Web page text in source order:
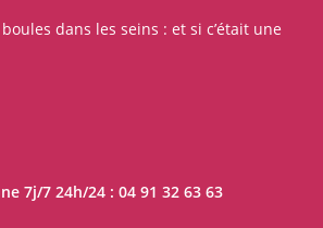
dans les seins : et si c’était une
7j/7 24h/24 : 04 91 32 63 63